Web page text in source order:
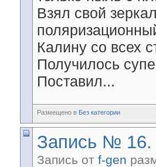
Взял свой
Калину со всех
Получилось
Поставил...
Размещено в Без категории
Запись № 16.
Запись от f-gen